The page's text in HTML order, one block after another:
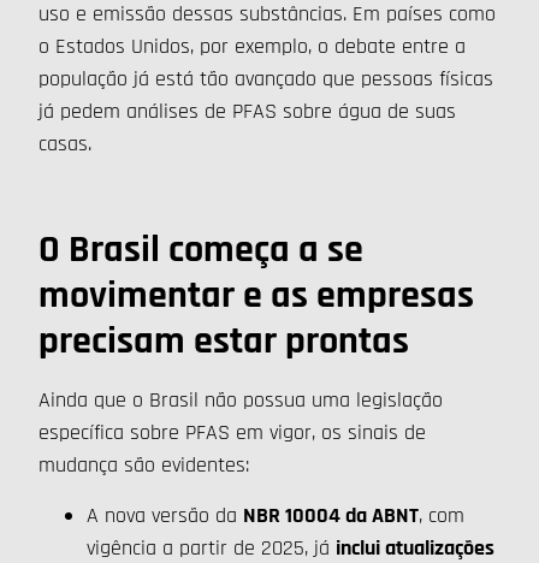
uso e emissão dessas substâncias. Em países como
o Estados Unidos, por exemplo, o debate entre a
população já está tão avançado que pessoas físicas
já pedem análises de PFAS sobre água de suas
casas.
O Brasil começa a se
movimentar e as empresas
precisam estar prontas
Ainda que o Brasil não possua uma legislação
específica sobre PFAS em vigor, os sinais de
mudança são evidentes:
A nova versão da NBR 10004 da ABNT, com
vigência a partir de 2025, já inclui atualizações